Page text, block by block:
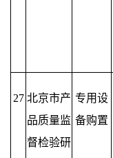
27 北京市产
品质量监
督检验研
专用设
备购置